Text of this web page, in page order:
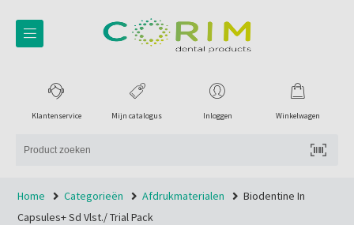
Winkelwagen
Inloggen
Mijn catalogus
Klantenservice
Home Categorieën Afdrukmaterialen
Biodentine In
Capsules+ Sd Vlst./ Trial Pack